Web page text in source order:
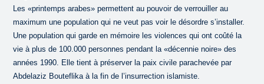
Les «printemps arabes» permettent au pouvoir de verrouiller au
maximum une population qui ne veut pas voir le désordre s’installer.
Une population qui garde en mémoire les violences qui ont coûté la
vie à plus de 100.000 personnes pendant la «décennie noire» des
années 1990. Elle tient à préserver la paix civile parachevée par
Abdelaziz Bouteflika à la fin de l’insurrection islamiste.